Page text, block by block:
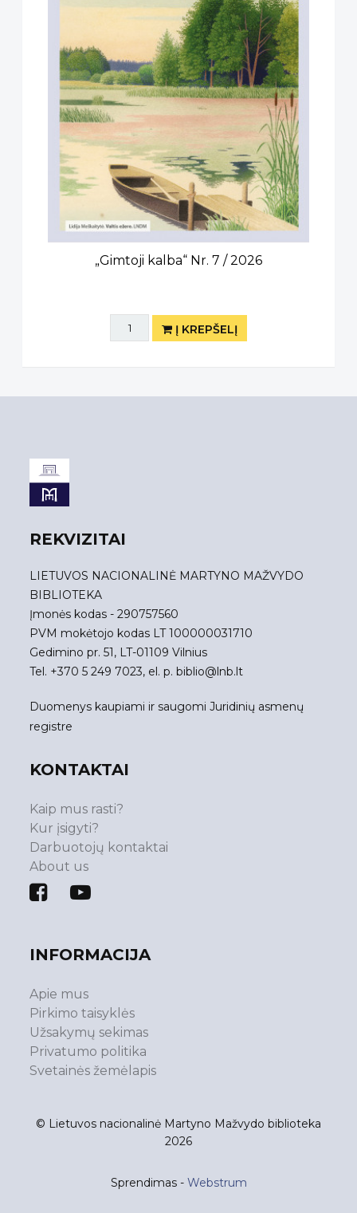
„Gimtoji kalba“ Nr. 7 / 2026
Į KREPŠELĮ
REKVIZITAI
LIETUVOS NACIONALINĖ MARTYNO MAŽVYDO
BIBLIOTEKA
Įmonės kodas - 290757560
PVM mokėtojo kodas LT 100000031710
Gedimino pr. 51, LT-01109 Vilnius
Tel. +370 5 249 7023, el. p. biblio@lnb.lt
Duomenys kaupiami ir saugomi Juridinių asmenų
registre
KONTAKTAI
Kaip mus rasti?
Kur įsigyti?
Darbuotojų kontaktai
About us
INFORMACIJA
Apie mus
Pirkimo taisyklės
Užsakymų sekimas
Privatumo politika
Svetainės žemėlapis
© Lietuvos nacionalinė Martyno Mažvydo biblioteka
2026
Sprendimas - Webstrum